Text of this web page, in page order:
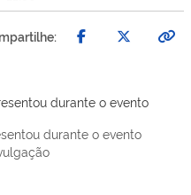
durante o evento